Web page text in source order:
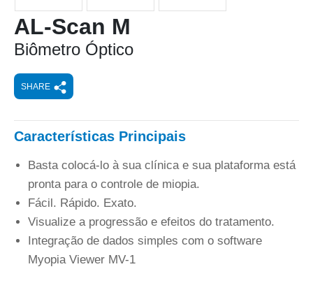
AL-Scan M
Biômetro Óptico
SHARE
Características Principais
Basta colocá-lo à sua clínica e sua plataforma está
pronta para o controle de miopia.
Fácil. Rápido. Exato.
Visualize a progressão e efeitos do tratamento.
Integração de dados simples com o software
Myopia Viewer MV-1